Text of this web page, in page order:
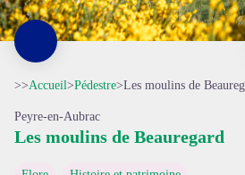
>>Accueil>Pédestre>Les moulins de
Peyre-en-Aubrac
Les moulins de Beauregard